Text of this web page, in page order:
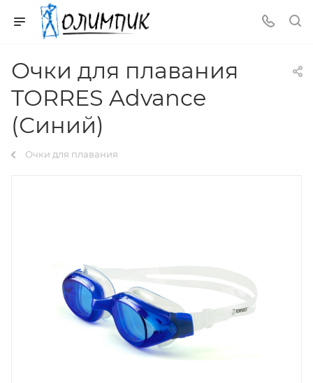
Очки для плавания
TORRES Advance
(Синий)
Очки для плавания